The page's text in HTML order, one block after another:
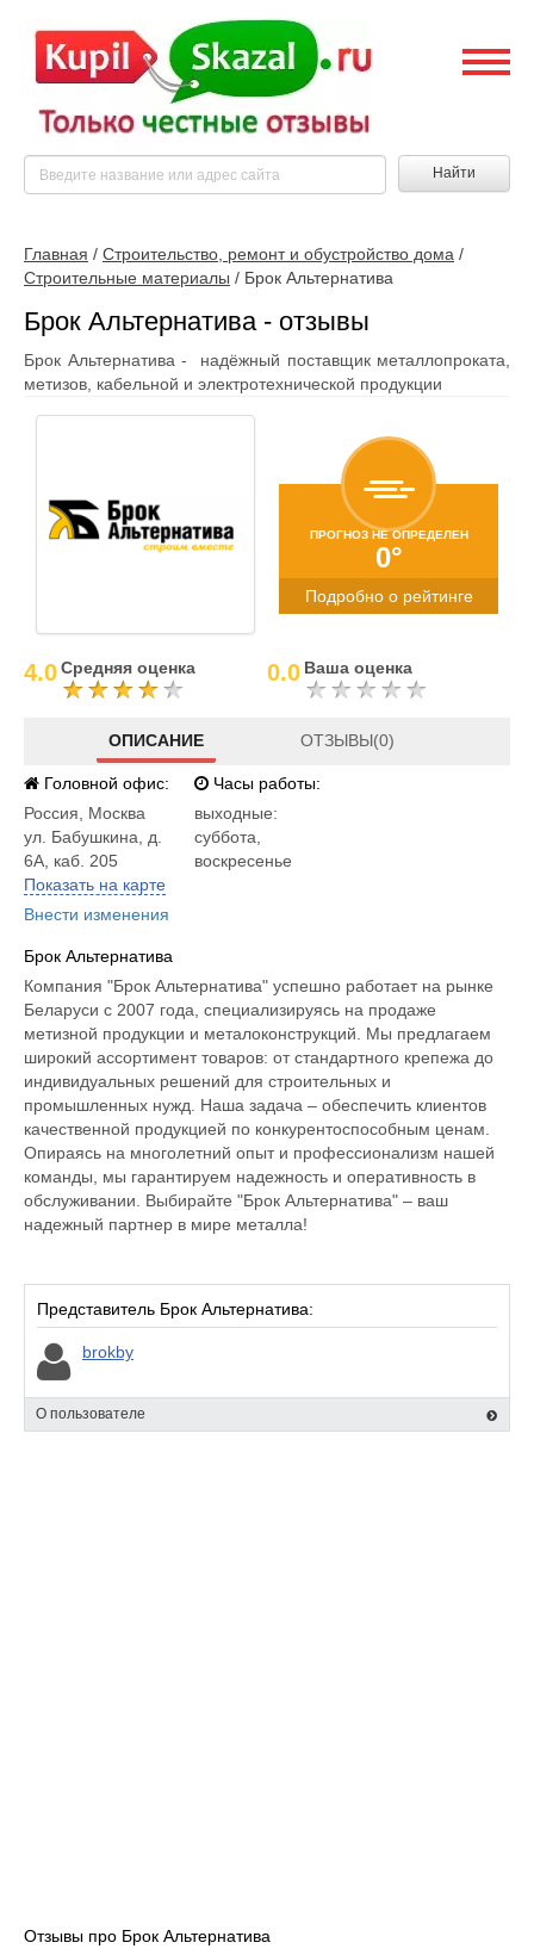
Найти
Главная / Строительство, ремонт и обустройство дома /
Строительные материалы / Брок Альтернатива
Брок Альтернатива - отзывы
Брок Альтернатива - надёжный поставщик металлопроката,
метизов, кабельной и электротехнической продукции
ПРОГНОЗ НЕ ОПРЕДЕЛЕН
0°
Подробно о рейтинге
4.0Средняя оценка 0.0 Ваша оценка
ОПИСАНИЕ ОТЗЫВЫ(0)
Головной офис:
Россия
Москва
ул. Бабушкина, д.
6А, каб. 205
Показать на карте
Внести изменения
Часы работы:
выходные:
суббота,
воскресенье
Брок Альтернатива
Компания "Брок Альтернатива" успешно работает на рынке
Беларуси с 2007 года, специализируясь на продаже
метизной продукции и металоконструкций. Мы предлагаем
широкий ассортимент товаров: от стандартного крепежа до
индивидуальных решений для строительных и
промышленных нужд. Наша задача – обеспечить клиентов
качественной продукцией по конкурентоспособным ценам.
Опираясь на многолетний опыт и профессионализм нашей
команды, мы гарантируем надежность и оперативность в
обслуживании. Выбирайте "Брок Альтернатива" – ваш
надежный партнер в мире металла!
Представитель Брок Альтернатива:
brokby
О пользователе
Отзывы про Брок Альтернатива